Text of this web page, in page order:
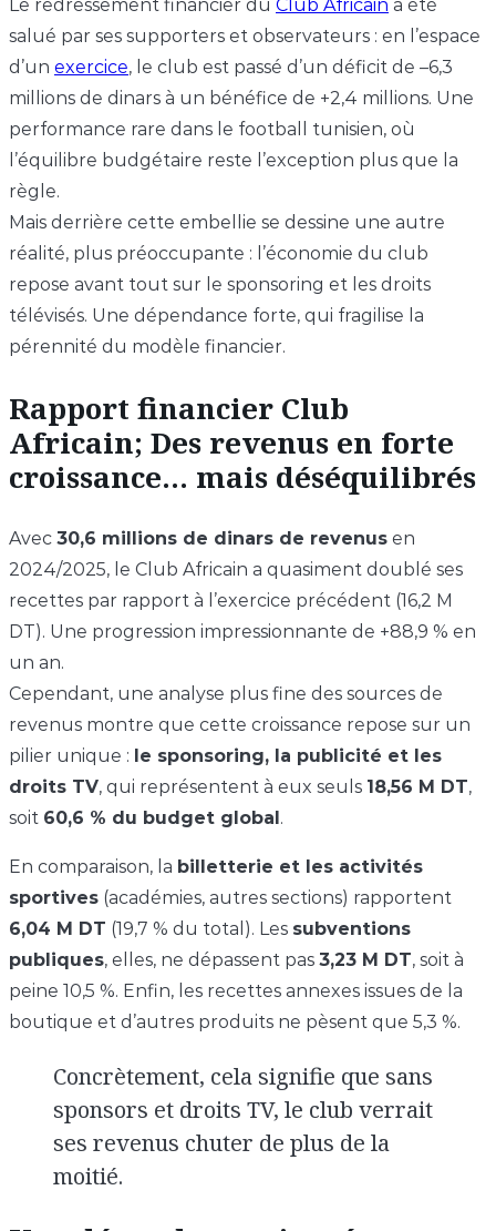
Le redressement financier du Club Africain a été
salué par ses supporters et observateurs : en l’espace
d’un exercice, le club est passé d’un déficit de –6,3
millions de dinars à un bénéfice de +2,4 millions. Une
performance rare dans le football tunisien, où
l’équilibre budgétaire reste l’exception plus que la
règle.
Mais derrière cette embellie se dessine une autre
réalité, plus préoccupante : l’économie du club
repose avant tout sur le sponsoring et les droits
télévisés. Une dépendance forte, qui fragilise la
pérennité du modèle financier.
Rapport financier Club
Africain; Des revenus en forte
croissance… mais déséquilibrés
Avec 30,6 millions de dinars de revenus en
2024/2025, le Club Africain a quasiment doublé ses
recettes par rapport à l’exercice précédent (16,2 M
DT). Une progression impressionnante de +88,9 % en
un an.
Cependant, une analyse plus fine des sources de
revenus montre que cette croissance repose sur un
pilier unique : le sponsoring, la publicité et les
droits TV, qui représentent à eux seuls 18,56 M DT,
soit 60,6 % du budget global.
En comparaison, la billetterie et les activités
sportives (académies, autres sections) rapportent
6,04 M DT (19,7 % du total). Les subventions
publiques, elles, ne dépassent pas 3,23 M DT, soit à
peine 10,5 %. Enfin, les recettes annexes issues de la
boutique et d’autres produits ne pèsent que 5,3 %.
Concrètement, cela signifie que sans
sponsors et droits TV, le club verrait
ses revenus chuter de plus de la
moitié.